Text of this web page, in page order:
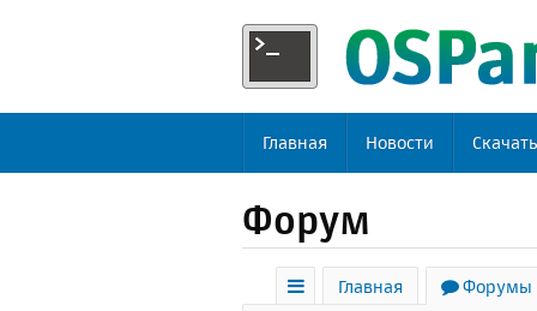
Главная Новости Скачать
Форум
Главная Форумы